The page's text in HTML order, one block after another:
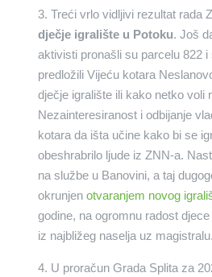
3. Treći vrlo vidljivi rezultat rada
dječje igralište u Potoku. Još
aktivisti pronašli su parcelu 822 i
predložili Vijeću kotara
dječje igralište ili kako netko voli
Nezainteresiranost i odbijanje
kotara da išta učine kako bi se
obeshrabrilo ljude iz ZNN-a.
na službe u Banovini, a taj
okrunjen otvaranjem novog
godine, na ogromnu radost
iz najbližeg naselja uz magistralu.
4. U proračun Grada Splita za